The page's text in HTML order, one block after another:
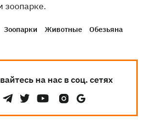
зоопарке.
Зоопарки Животные Обезьяна
на нас в соц. сетях